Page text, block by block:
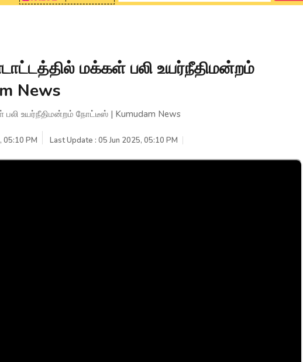
மக்கள் பலி உயர்நீதிமன்றம்
News
உயர்நீதிமன்றம் நோட்டீஸ் | Kumudam News
05:10 PM Last Update : 05 Jun 2025, 05:10 PM